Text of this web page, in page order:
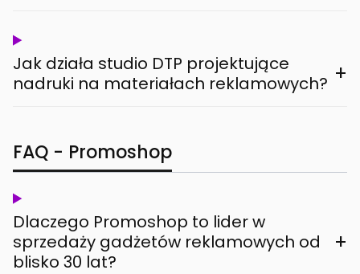
Jak działa studio DTP projektujące
nadruki na materiałach reklamowych? +
FAQ - Promoshop
Dlaczego Promoshop to lider w
sprzedaży gadżetów reklamowych od
blisko 30 lat?
+